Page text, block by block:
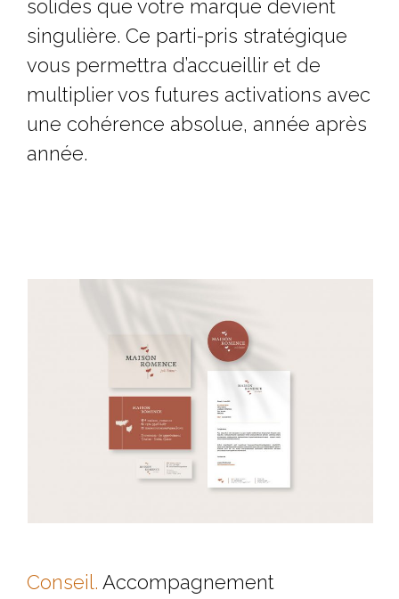
solides que votre marque devient
singulière. Ce parti-pris stratégique
vous permettra d’accueillir et de
multiplier vos futures activations avec
une cohérence absolue, année après
année.
Conseil. Accompagnement